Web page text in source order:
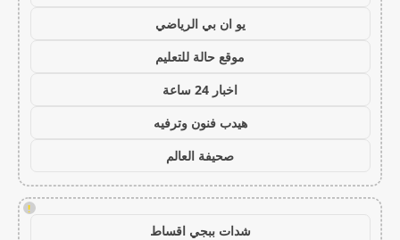
يو ان بي الرياضي
موقع حالة للتعليم
اخبار 24 ساعة
هيدب فنون وترفيه
صحيفة العالم
!
شدات ببجي اقساط